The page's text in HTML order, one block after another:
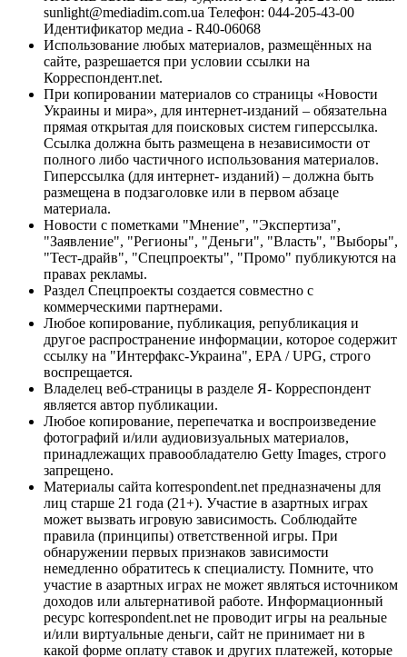
sunlight@mediadim.com.ua Телефон: 044-205-43-00
Идентификатор медиа - R40-06068
Использование любых материалов, размещённых на
сайте, разрешается при условии ссылки на
Корреспондент.net.
При копировании материалов со страницы «Новости
Украины и мира», для интернет-изданий – обязательна
прямая открытая для поисковых систем гиперссылка.
Ссылка должна быть размещена в независимости от
полного либо частичного использования материалов.
Гиперссылка (для интернет- изданий) – должна быть
размещена в подзаголовке или в первом абзаце
материала.
Новости с пометками "Мнение", "Экспертиза",
"Заявление", "Регионы", "Деньги", "Власть", "Выборы",
"Тест-драйв", "Спецпроекты", "Промо" публикуются на
правах рекламы.
Раздел Спецпроекты создается совместно с
коммерческими партнерами.
Любое копирование, публикация, републикация и
другое распространение информации, которое содержит
ссылку на "Интерфакс-Украина", EPA / UPG, строго
воспрещается.
Владелец веб-страницы в разделе Я- Корреспондент
является автор публикации.
Любое копирование, перепечатка и воспроизведение
фотографий и/или аудиовизуальных материалов,
принадлежащих правообладателю Getty Images, строго
запрещено.
Материалы сайта korrespondent.net предназначены для
лиц старше 21 года (21+). Участие в азартных играх
может вызвать игровую зависимость. Соблюдайте
правила (принципы) ответственной игры. При
обнаружении первых признаков зависимости
немедленно обратитесь к специалисту. Помните, что
участие в азартных играх не может являться источником
доходов или альтернативой работе. Информационный
ресурс korrespondent.net не проводит игры на реальные
и/или виртуальные деньги, сайт не принимает ни в
какой форме оплату ставок и других платежей, которые